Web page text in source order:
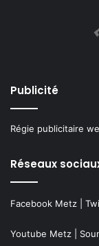
Publicité
Régie publicitaire
Réseaux
Facebook Metz
Youtube Metz